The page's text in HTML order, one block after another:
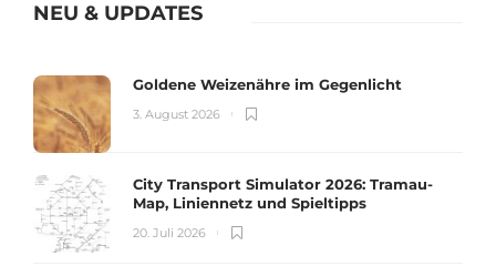
NEU & UPDATES
Goldene Weizenähre im Gegenlicht
3. August 2026
City Transport Simulator 2026: Tramau-
Map, Liniennetz und Spieltipps
20. Juli 2026